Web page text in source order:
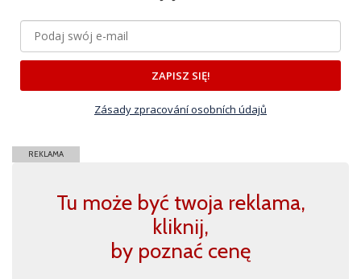
ZAPISZ SIĘ!
Zásady zpracování osobních údajů
REKLAMA
Tu może być twoja reklama,
kliknij,
by poznać cenę